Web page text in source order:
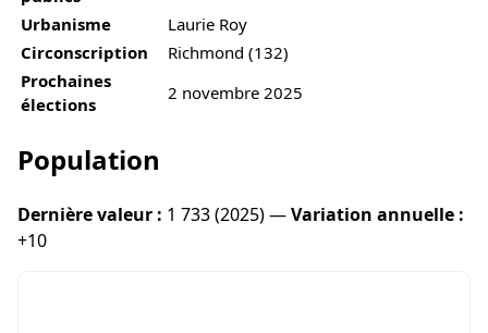
Urbanisme
Laurie Roy
Circonscription
Richmond (132)
Prochaines
élections
2 novembre 2025
Population
Dernière valeur : 1 733 (2025) —Variation annuelle :
+10